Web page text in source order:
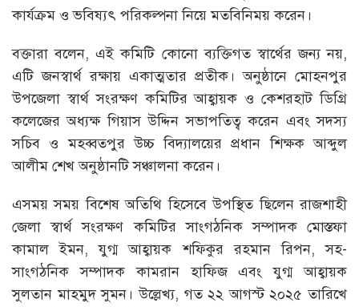
কার্যক্রম ও ভবিষ্যৎ পরিকল্পনা নিয়ে মতবিনিময় করেন।
বক্তারা বলেন, এই কমিটি কোনো ব্যক্তিগত স্বার্থের জন্য নয়,
এটি জনস্বার্থ রক্ষায় একাত্মতার প্রতীক। অনুষ্ঠানে মোহনপুর
উপজেলা স্বার্থ সংরক্ষণ কমিটির আহ্বায়ক ও কেশরহাট ডিগ্রি
কলেজের অধ্যক্ষ গিয়াস উদ্দিন সভাপতিত্ব করেন এবং সদস্য
সচিব ও মহব্বতপুর উচ্চ বিদ্যালয়ের প্রধান শিক্ষক আব্দুল
আলীম শেখ অনুষ্ঠানটি সঞ্চালনা করেন।
এসময় সময় বিশেষ অতিথি হিসেবে উপস্থিত ছিলেন রাজশাহী
জেলা স্বার্থ সংরক্ষণ কমিটির সাংগঠনিক সম্পাদক মোস্তফা
কামাল ইমন, যুগ্ম আহ্বায়ক শফিকুর রহমান রিপন, সহ-
সাংগঠনিক সম্পাদক কামরান হাফিজ এবং যুগ্ম আহ্বায়ক
সুলতান মাহমুদ সুমন। উল্লেখ্য, গত ২২ আগস্ট ২০২৫ তারিখে